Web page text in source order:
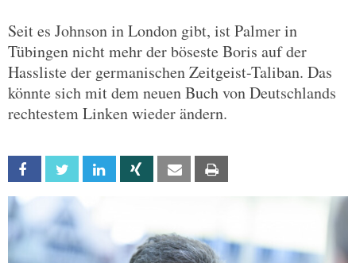
Seit es Johnson in London gibt, ist Palmer in
Tübingen nicht mehr der böseste Boris auf der
Hassliste der germanischen Zeitgeist-Taliban. Das
könnte sich mit dem neuen Buch von Deutschlands
rechtestem Linken wieder ändern.
Facebook Twitter Linkedin Xing Email